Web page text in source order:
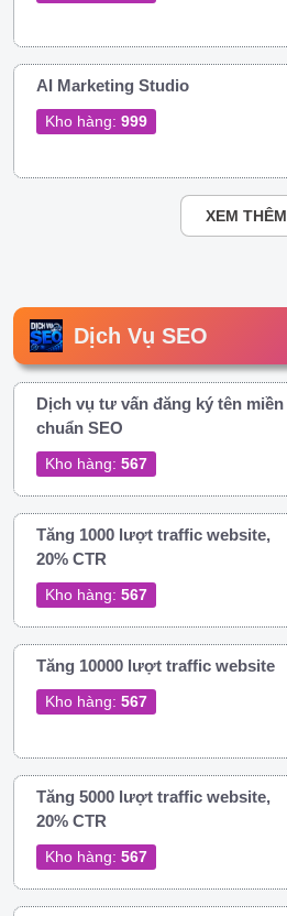
AI Marketing Studio
Kho hàng: 999
XEM THÊM
Dịch Vụ SEO
Dịch vụ tư vấn đăng ký tên miền
chuẩn SEO
Kho hàng: 567
Tăng 1000 lượt traffic website,
20% CTR
Kho hàng: 567
Tăng 10000 lượt traffic website
Kho hàng: 567
Tăng 5000 lượt traffic website,
20% CTR
Kho hàng: 567